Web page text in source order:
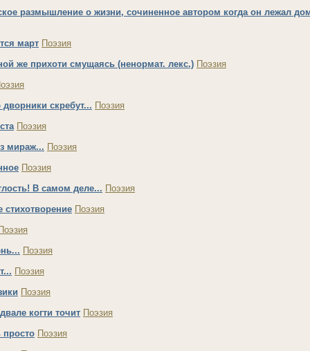
размышление о жизни, сочиненное автором когда он лежал
март Поэзия
же прихоти смущаясь (ненормат. лекс.) Поэзия
скребут... Поэзия
Поэзия
мираж... Поэзия
Поэзия
В самом деле... Поэзия
стихотворение Поэзия
Поэзия
Поэзия
Поэзия
когти точит Поэзия
просто Поэзия